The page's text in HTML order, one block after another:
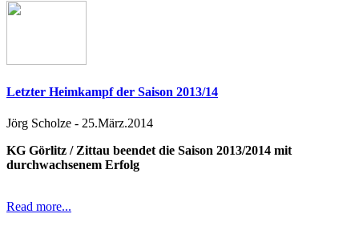
Letzter Heimkampf der Saison 2013/14
Jörg Scholze - 25.März.2014
KG Görlitz / Zittau beendet die Saison 2013/2014 mit
durchwachsenem Erfolg
Read more...